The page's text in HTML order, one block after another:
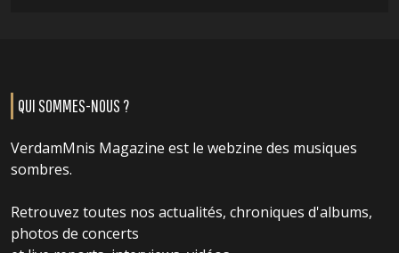
QUI SOMMES-NOUS ?
VerdamMnis Magazine est le webzine des musiques
sombres.
Retrouvez toutes nos actualités, chroniques d'albums,
photos de concerts